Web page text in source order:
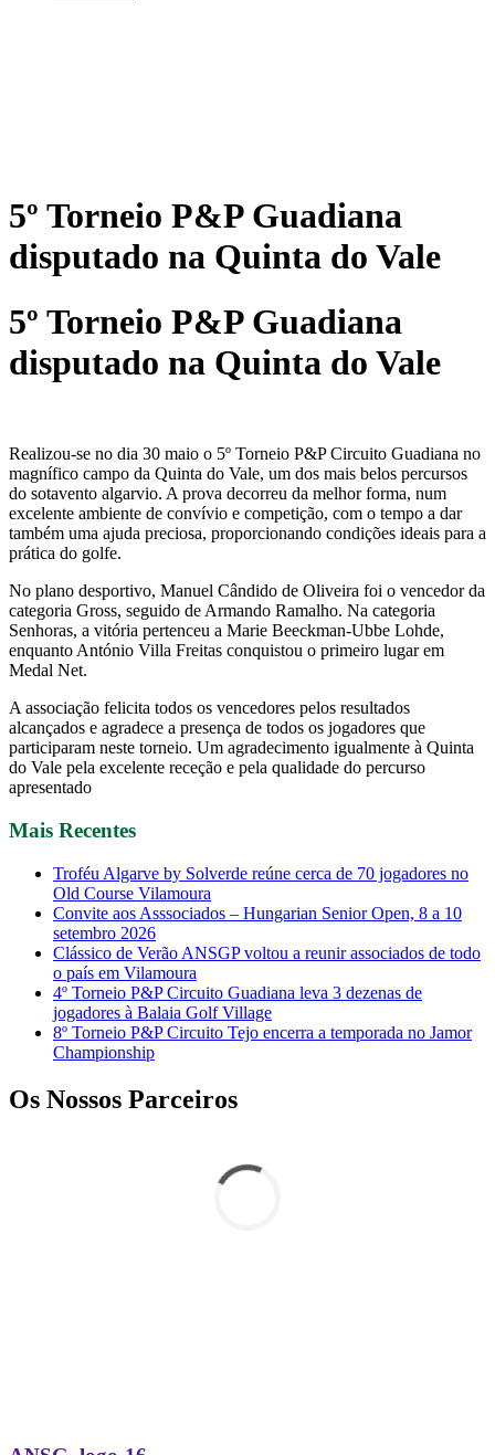
5º Torneio P&P Guadiana
disputado na Quinta do Vale
5º Torneio P&P Guadiana
disputado na Quinta do Vale
Realizou-se no dia 30 maio o 5º Torneio P&P Circuito Guadiana no
magnífico campo da Quinta do Vale, um dos mais belos percursos
do sotavento algarvio. A prova decorreu da melhor forma, num
excelente ambiente de convívio e competição, com o tempo a dar
também uma ajuda preciosa, proporcionando condições ideais para a
prática do golfe.
No plano desportivo, Manuel Cândido de Oliveira foi o vencedor da
categoria Gross, seguido de Armando Ramalho. Na categoria
Senhoras, a vitória pertenceu a Marie Beeckman-Ubbe Lohde,
enquanto António Villa Freitas conquistou o primeiro lugar em
Medal Net.
A associação felicita todos os vencedores pelos resultados
alcançados e agradece a presença de todos os jogadores que
participaram neste torneio. Um agradecimento igualmente à Quinta
do Vale pela excelente receção e pela qualidade do percurso
apresentado
Mais Recentes
Troféu Algarve by Solverde reúne cerca de 70 jogadores no
Old Course Vilamoura
Convite aos Asssociados – Hungarian Senior Open, 8 a 10
setembro 2026
Clássico de Verão ANSGP voltou a reunir associados de todo
o país em Vilamoura
4º Torneio P&P Circuito Guadiana leva 3 dezenas de
jogadores à Balaia Golf Village
8º Torneio P&P Circuito Tejo encerra a temporada no Jamor
Championship
Os Nossos Parceiros